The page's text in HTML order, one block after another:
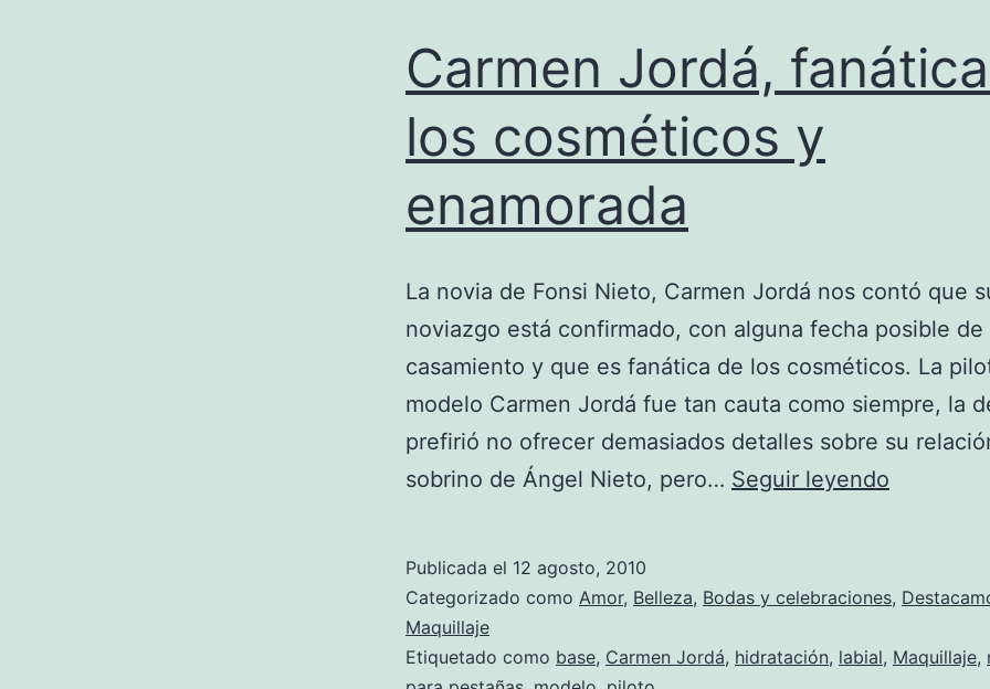
Carmen Jordá,
los cosméticos y
enamorada
La novia de Fonsi Nieto, Carmen Jordá nos contó que
noviazgo está confirmado, con alguna fecha posible de
casamiento y que es fanática de los cosméticos. La
modelo Carmen Jordá fue tan cauta como siempre, la
prefirió no ofrecer demasiados detalles sobre su
sobrino de Ángel Nieto, pero… Seguir leyendo
de
Publicada el 12 agosto, 2010
Categorizado como Amor, Belleza, Bodas y celebraciones,
Maquillaje
Etiquetado como base, Carmen Jordá, hidratación, labial, Maquillaje,